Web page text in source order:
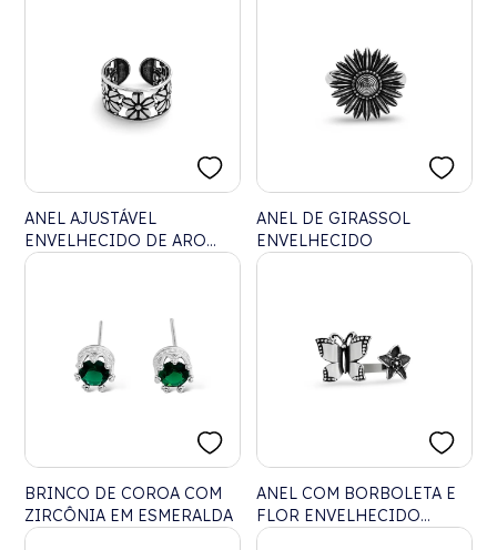
ANEL AJUSTÁVEL
ENVELHECIDO DE ARO
TRABALHADO COM
ANEL DE GIRASSOL
ENVELHECIDO
BRINCO DE COROA COM
ZIRCÔNIA EM ESMERALDA
ANEL COM BORBOLETA E
FLOR ENVELHECIDO
AJUSTÁVEL